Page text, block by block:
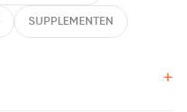
SUPPLEMENTEN
+